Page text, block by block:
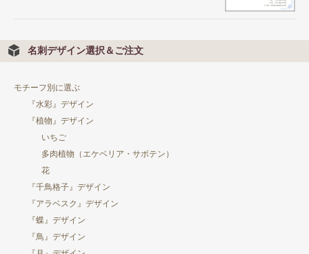
名刺デザイン選択＆ご注文
モチーフ別に選ぶ
『水彩』デザイン
『植物』デザイン
いちご
多肉植物（エケベリア・サボテン）
花
『千鳥格子』デザイン
『アラベスク』デザイン
『蝶』デザイン
『鳥』デザイン